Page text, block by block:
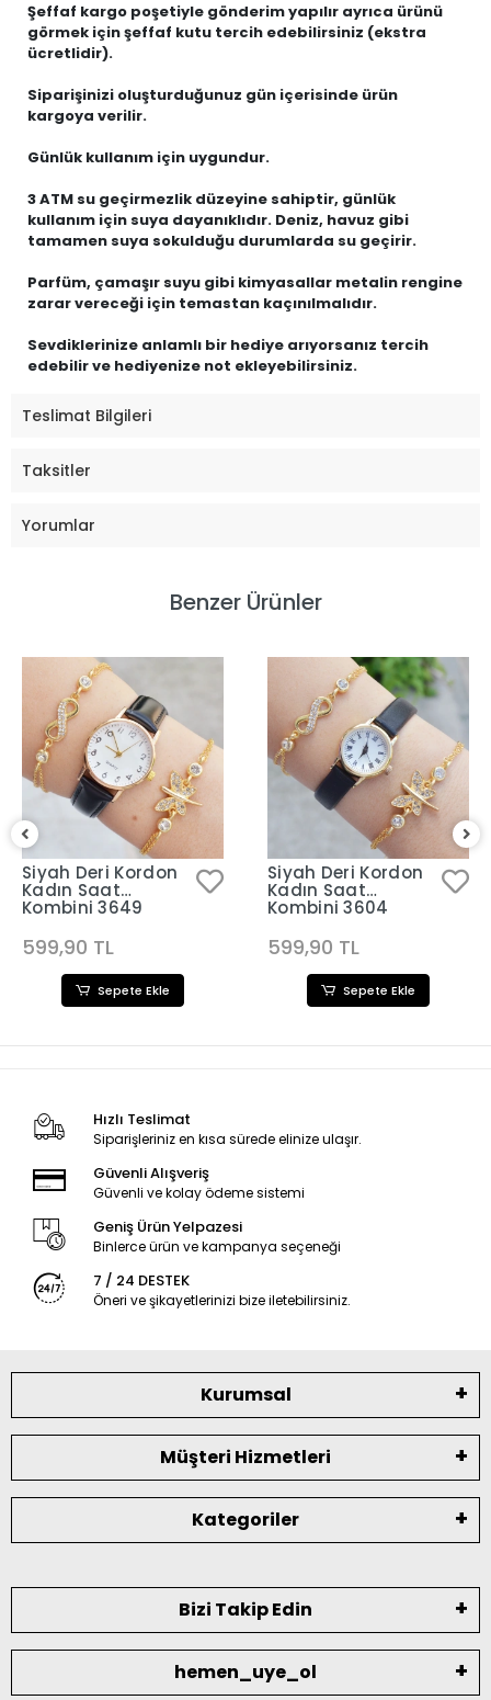
Şeffaf kargo poşetiyle gönderim yapılır ayrıca ürünü
görmek için şeffaf kutu tercih edebilirsiniz (ekstra
ücretlidir).
Siparişinizi oluşturduğunuz gün içerisinde ürün
kargoya verilir.
Günlük kullanım için uygundur.
3 ATM su geçirmezlik düzeyine sahiptir, günlük
kullanım için suya dayanıklıdır. Deniz, havuz gibi
tamamen suya sokulduğu durumlarda su geçirir.
Parfüm, çamaşır suyu gibi kimyasallar metalin rengine
zarar vereceği için temastan kaçınılmalıdır.
Sevdiklerinize anlamlı bir hediye arıyorsanız tercih
edebilir ve hediyenize not ekleyebilirsiniz.
Teslimat Bilgileri
Taksitler
Yorumlar
Benzer Ürünler
Siyah Deri Kordon
Kadın Saat
Kombini 3649
599,90 TL
Sepete Ekle
Siyah Deri Kordon
Kadın Saat
Kombini 3604
599,90 TL
Sepete Ekle
Hızlı Teslimat
Siparişleriniz en kısa sürede elinize ulaşır.
Güvenli Alışveriş
Güvenli ve kolay ödeme sistemi
Geniş Ürün Yelpazesi
Binlerce ürün ve kampanya seçeneği
7 / 24 DESTEK
Öneri ve şikayetlerinizi bize iletebilirsiniz.
Kurumsal
Müşteri Hizmetleri
Kategoriler
Bizi Takip Edin
hemen_uye_ol